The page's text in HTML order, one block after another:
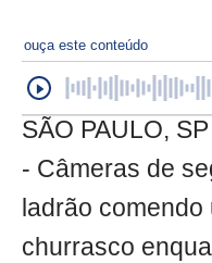
ouça este conteúdo
SÃO PAULO,
- Câmeras de
ladrão
churrasco